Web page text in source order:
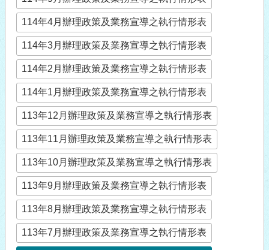
114年4月辦理政策及業務宣導之執行情形表
114年3月辦理政策及業務宣導之執行情形表
114年2月辦理政策及業務宣導之執行情形表
114年1月辦理政策及業務宣導之執行情形表
113年12月辦理政策及業務宣導之執行情形表
113年11月辦理政策及業務宣導之執行情形表
113年10月辦理政策及業務宣導之執行情形表
113年9月辦理政策及業務宣導之執行情形表
113年8月辦理政策及業務宣導之執行情形表
113年7月辦理政策及業務宣導之執行情形表